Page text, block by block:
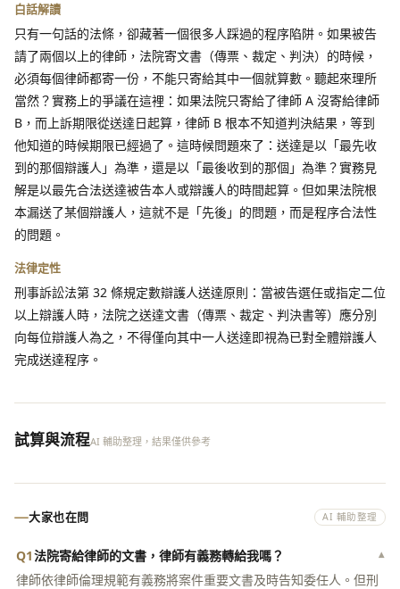
白話解讀
只有一句話的法條，卻藏著一個很多人踩過的程序陷阱。如果被告
請了兩個以上的律師，法院寄文書（傳票、裁定、判決）的時候，
必須每個律師都寄一份，不能只寄給其中一個就算數。聽起來理所
當然？實務上的爭議在這裡：如果法院只寄給了律師 A 沒寄給律師
B，而上訴期限從送達日起算，律師 B 根本不知道判決結果，等到
他知道的時候期限已經過了。這時候問題來了：送達是以「最先收
到的那個辯護人」為準，還是以「最後收到的那個」為準？實務見
解是以最先合法送達被告本人或辯護人的時間起算。但如果法院根
本漏送了某個辯護人，這就不是「先後」的問題，而是程序合法性
的問題。
法律定性
刑事訴訟法第 32 條規定數辯護人送達原則：當被告選任或指定二位
以上辯護人時，法院之送達文書（傳票、裁定、判決書等）應分別
向每位辯護人為之，不得僅向其中一人送達即視為已對全體辯護人
完成送達程序。
試算與流程AI 輔助整理，結果僅供參考
大家也在問 AI 輔助整理
Q1法院寄給律師的文書，律師有義務轉給我嗎？ ▾
律師依律師倫理規範有義務將案件重要文書及時告知委任人。但刑